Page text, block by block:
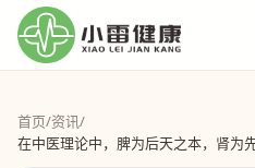
首页/资讯/
在中医理论中，脾为后天之本，肾为